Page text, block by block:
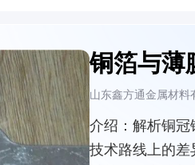
铜箔与薄
山东鑫方通金属材料
介绍： 解析铜冠
技术路线上的差